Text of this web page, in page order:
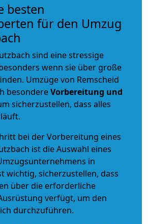
besten
für den Umzug
sind eine stressige
wenn sie über große
Umzüge von Remscheid
besondereVorbereitung und
sicherzustellen, dass alles
bei der Vorbereitung eines
ist die Auswahl eines
in
wichtig, sicherzustellen, dass
über die erforderliche
verfügt, um den
durchzuführen.